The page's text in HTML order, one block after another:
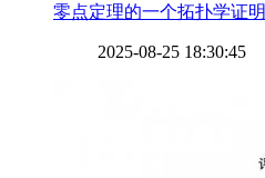
​零点定理的一个拓扑学证明
2025-08-25 18:30:45